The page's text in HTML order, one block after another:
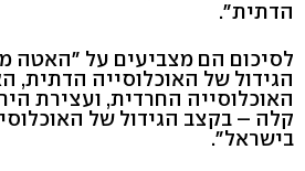
הדתית".
לסיכום הם מצביעים על "האטה
הגידול של האוכלוסייה הדתית,
האוכלוסייה החרדית, ועצירת
קלה – בקצב הגידול של
בישראל".